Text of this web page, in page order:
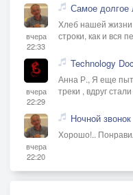
вчера
22:33
Самое долгое
Хлеб нашей жизни
строки, как и вся
вчера
22:29
Technology
Анна Р., Я еще
треки , вдруг
вчера
22:20
Ночной звонок
Хорошо!..